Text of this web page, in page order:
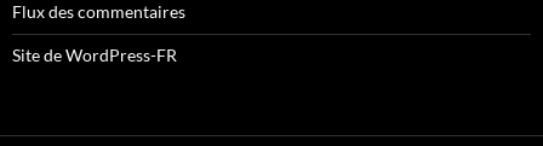
Flux des commentaires
Site de WordPress-FR